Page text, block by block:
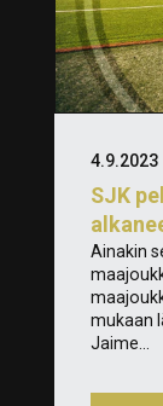
SJK
4.9.2023
Ainakin
mukaan
Jaime...